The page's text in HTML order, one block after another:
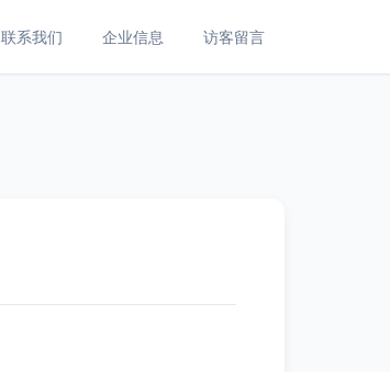
联系我们 企业信息 访客留言